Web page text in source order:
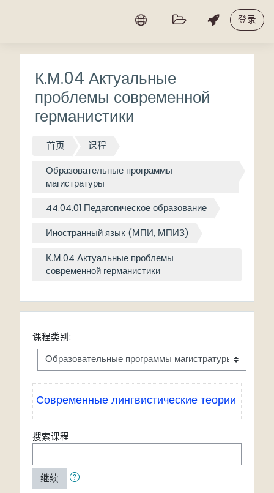
登录
К.М.04 Актуальные
проблемы современной
германистики
首页 课程
Образовательные программы
магистратуры
44.04.01 Педагогическое образование
Иностранный язык (МПИ, МПИЗ)
К.М.04 Актуальные проблемы
современной германистики
课程类别:
Современные лингвистические теории
搜索课程
继续